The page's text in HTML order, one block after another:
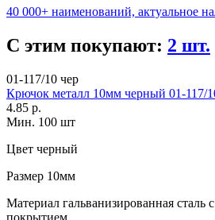
40 000+ наименований, актуальное
С этим покупают: 2 шт.
01-117/10 чер
Крючок металл 10мм черный 01-117/
4.85 р.
Мин. 100 шт
Цвет черный
Размер 10мм
Материал гальванизированная сталь
покрытием